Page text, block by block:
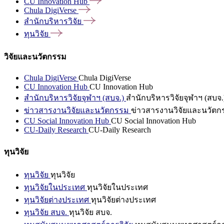
Chula DigiVerse
สำนักบริหารวิจัย
ทุนวิจัย
วิจัยและนวัตกรรม
Chula DigiVerse Chula DigiVerse
CU Innovation Hub CU Innovation Hub
สำนักบริหารวิจัยจุฬาฯ (สบจ.) สำนักบริหารวิจัยจุฬาฯ (สบจ
ข่าวสารงานวิจัยและนวัตกรรม ข่าวสารงานวิจัยและนวัตก
CU Social Innovation Hub CU Social Innovation Hub
CU-Daily Research CU-Daily Research
ทุนวิจัย
ทุนวิจัย ทุนวิจัย
ทุนวิจัยในประเทศ ทุนวิจัยในประเทศ
ทุนวิจัยต่างประเทศ ทุนวิจัยต่างประเทศ
ทุนวิจัย สบจ. ทุนวิจัย สบจ.